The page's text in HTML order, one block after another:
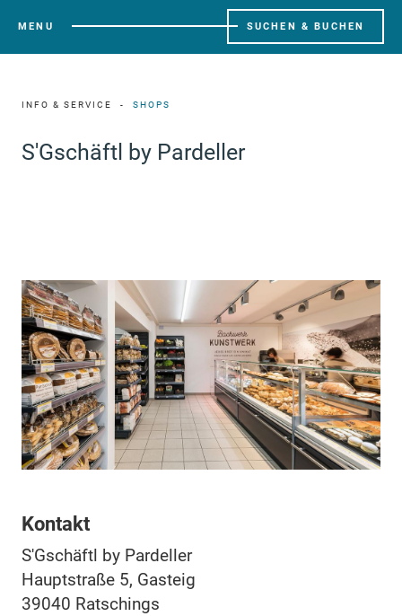
MENU SUCHEN & BUCHEN
INFO & SERVICE SHOPS
S'Gschäftl by Pardeller
Kontakt
S'Gschäftl by Pardeller
Hauptstraße 5, Gasteig
39040 Ratschings